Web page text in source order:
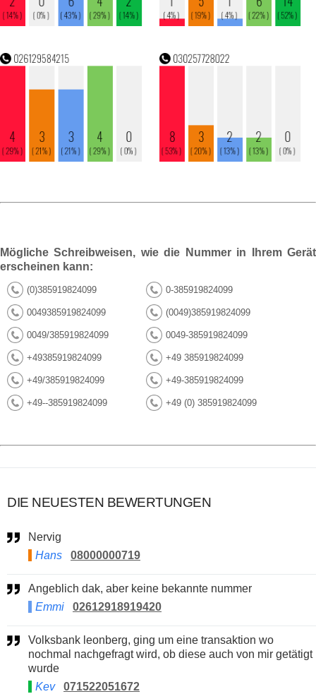
Mögliche Schreibweisen, wie die Nummer in Ihrem Gerät
erscheinen kann:
(0)385919824099 0-385919824099
0049385919824099 (0049)385919824099
0049/385919824099 0049-385919824099
+49385919824099 +49 385919824099
+49/385919824099 +49-385919824099
+49--385919824099 +49 (0) 385919824099
DIE NEUESTEN BEWERTUNGEN
Nervig
Hans
08000000719
Angeblich dak, aber keine bekannte nummer
Emmi
02612918919420
Volksbank leonberg, ging um eine transaktion wo
nochmal nachgefragt wird, ob diese auch von mir getätigt
wurde
Kev
071522051672